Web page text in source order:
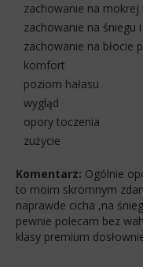
zachowanie na mokrej
zachowanie na śniegu
zachowanie na błocie
komfort
poziom hałasu
wygląd
opory toczenia
zużycie
Komentarz: Ogólnie
to moim skromnym
naprawde cicha ,na
pewnie polecam bez
klasy premium